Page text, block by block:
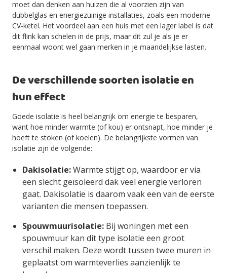
moet dan denken aan huizen die al voorzien zijn van
dubbelglas en energiezuinige installaties, zoals een moderne
CV-ketel. Het voordeel aan een huis met een lager label is dat
dit flink kan schelen in de prijs, maar dit zul je als je er
eenmaal woont wel gaan merken in je maandelijkse lasten.
De verschillende soorten isolatie en
hun effect
Goede isolatie is heel belangrijk om energie te besparen,
want hoe minder warmte (of kou) er ontsnapt, hoe minder je
hoeft te stoken (of koelen). De belangrijkste vormen van
isolatie zijn de volgende:
Dakisolatie:Warmte stijgt op, waardoor er via
een slecht geïsoleerd dak veel energie verloren
gaat. Dakisolatie is daarom vaak een van de eerste
varianten die mensen toepassen.
Spouwmuurisolatie: Bij woningen met een
spouwmuur kan dit type isolatie een groot
verschil maken. Deze wordt tussen twee muren in
geplaatst om warmteverlies aanzienlijk te